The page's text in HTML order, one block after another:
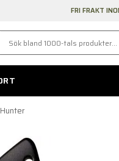
FRI FRAKT